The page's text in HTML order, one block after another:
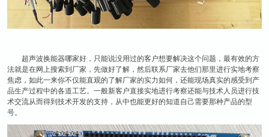
超声波换能器哪家好，只能说没用过的客户想要解决这个问题，最有效的方
法就是在网上搜索到厂家，先做好了解，然后联系厂家去他们那里进行实地考察
焦虑，如此一来你不仅能直观的了解厂家的实力如何，还能现场真实的感受到产
品生产过程中的各道工艺。一般新客户直接实地进行考察还能与技术人员进行技
术交流从而得到技术开发的支持，从中也能更好的知道自己需要那种产品的型
号。